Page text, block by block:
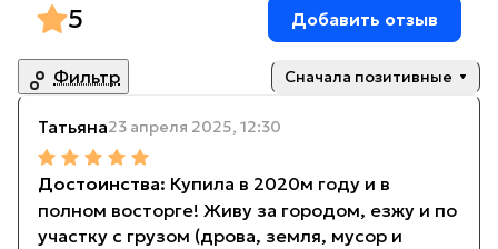
Фильтр Сначала позитивные
Татьяна23 апреля 2025, 12:30
Купила в 2020м году и в
полном восторге! Живу за городом, езжу и по
участку с грузом (дрова, земля, мусор и
5 Добавить отзыв